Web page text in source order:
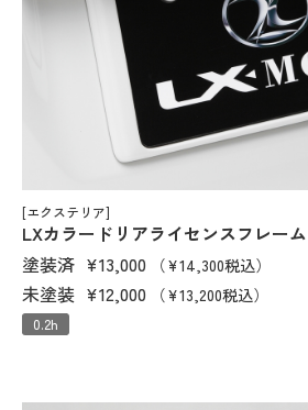
[エクステリア]
LXカラードリアライセンスフレーム
塗装済 ¥13,000 （¥14,300税込）
未塗装 ¥12,000 （¥13,200税込）
0.2h